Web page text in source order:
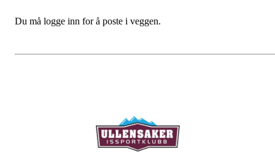
Du må logge inn for å poste i veggen.